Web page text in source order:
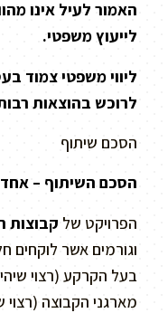
האמור לעיל אינו
לייעוץ משפטי.
ליווי משפטי צמוד
לרוכש בהוצאות
הסכם שיתוף
הסכם השיתוף –
הפרויקט של קבוצות
וגורמים אשר לוקחים
בעל הקרקע (רצוי
מארגני הקבוצה